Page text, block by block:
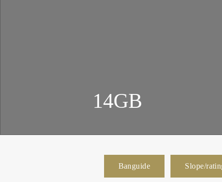
14GB
Banguide Slope/